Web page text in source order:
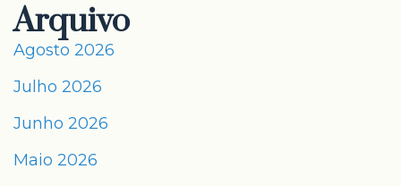
Arquivo
Agosto 2026
Julho 2026
Junho 2026
Maio 2026